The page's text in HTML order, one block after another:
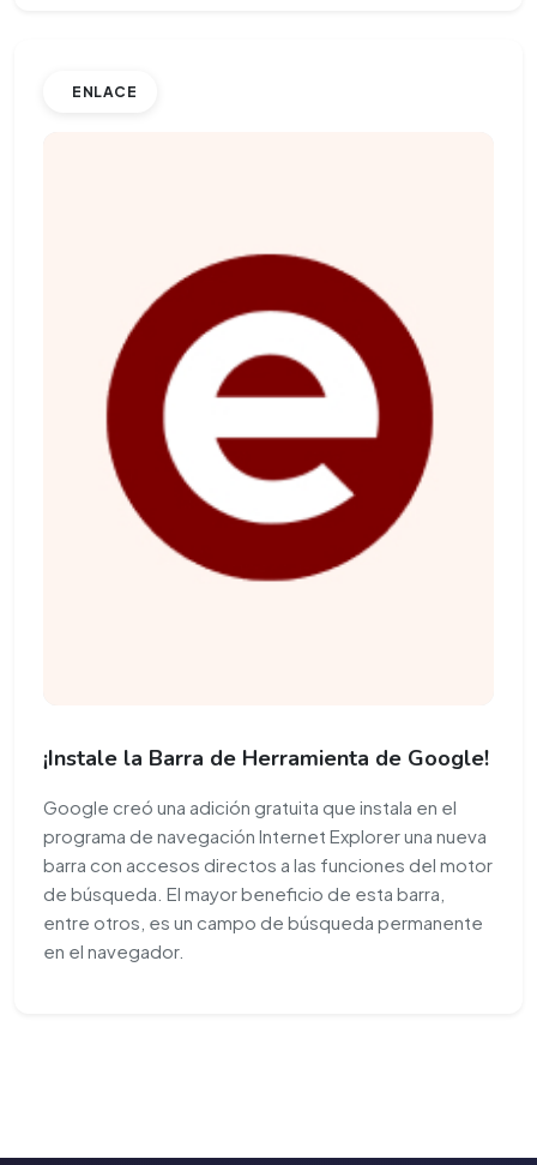
ENLACE
¡Instale la Barra de Herramienta de Google!
Google creó una adición gratuita que instala en el
programa de navegación Internet Explorer una nueva
barra con accesos directos a las funciones del motor
de búsqueda. El mayor beneficio de esta barra,
entre otros, es un campo de búsqueda permanente
en el navegador.